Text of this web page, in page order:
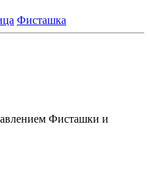
Фисташка
Фисташки и